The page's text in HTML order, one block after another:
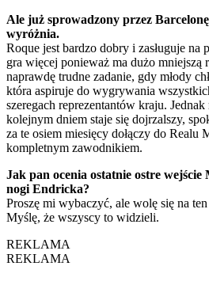
Ale już sprowadzony przez
wyróżnia.
Roque jest bardzo dobry i zasługuje na
gra więcej ponieważ ma dużo
naprawdę trudne zadanie, gdy młody
która aspiruje do wygrywania
szeregach reprezentantów kraju.
kolejnym dniem staje się dojrzalszy,
za te osiem miesięcy dołączy do Realu
kompletnym zawodnikiem.
Jak pan ocenia ostatnie ostre
nogi Endricka?
Proszę mi wybaczyć, ale wolę się na
Myślę, że wszyscy to widzieli.
REKLAMA
REKLAMA